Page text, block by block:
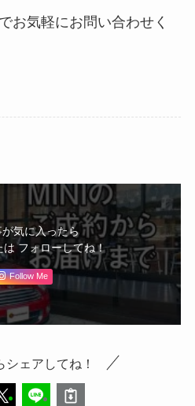
お気軽にお問い合わせく
気に入ったら
は フォローしてね！
Follow Me
シェアしてね！